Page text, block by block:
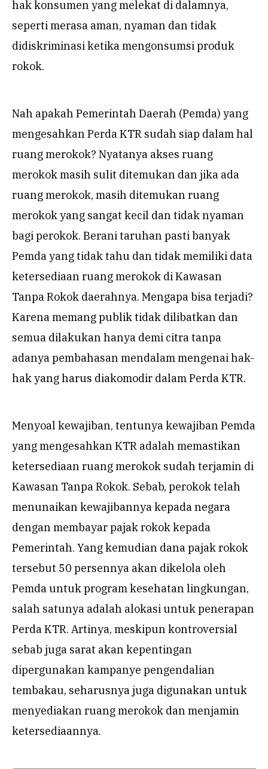
hak konsumen yang melekat di dalamnya,
seperti merasa aman, nyaman dan tidak
didiskriminasi ketika mengonsumsi produk
rokok.
Nah apakah Pemerintah Daerah (Pemda) yang
mengesahkan Perda KTR sudah siap dalam hal
ruang merokok? Nyatanya akses ruang
merokok masih sulit ditemukan dan jika ada
ruang merokok, masih ditemukan ruang
merokok yang sangat kecil dan tidak nyaman
bagi perokok. Berani taruhan pasti banyak
Pemda yang tidak tahu dan tidak memiliki data
ketersediaan ruang merokok di Kawasan
Tanpa Rokok daerahnya. Mengapa bisa terjadi?
Karena memang publik tidak dilibatkan dan
semua dilakukan hanya demi citra tanpa
adanya pembahasan mendalam mengenai hak-
hak yang harus diakomodir dalam Perda KTR.
Menyoal kewajiban, tentunya kewajiban Pemda
yang mengesahkan KTR adalah memastikan
ketersediaan ruang merokok sudah terjamin di
Kawasan Tanpa Rokok. Sebab, perokok telah
menunaikan kewajibannya kepada negara
dengan membayar pajak rokok kepada
Pemerintah. Yang kemudian dana pajak rokok
tersebut 50 persennya akan dikelola oleh
Pemda untuk program kesehatan lingkungan,
salah satunya adalah alokasi untuk penerapan
Perda KTR. Artinya, meskipun kontroversial
sebab juga sarat akan kepentingan
dipergunakan kampanye pengendalian
tembakau, seharusnya juga digunakan untuk
menyediakan ruang merokok dan menjamin
ketersediaannya.